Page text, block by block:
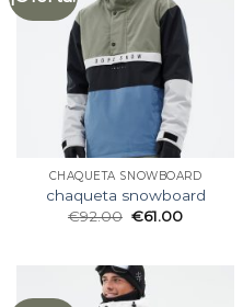
CHAQUETA SNOWBOARD
chaqueta snowboard
€92.00 €61.00